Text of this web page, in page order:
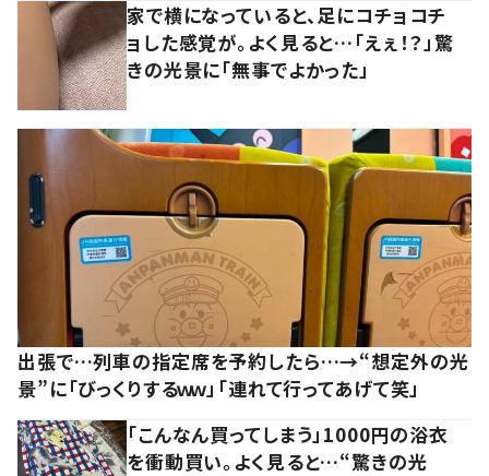
家で横になっていると、足にコチョコチ
ョした感覚が。よく見ると…「えぇ！？」驚
きの光景に「無事でよかった」
出張で…列車の指定席を予約したら…→“想定外の光
景”に「びっくりするｗｗ」「連れて行ってあげて笑」
「こんなん買ってしまう」1000円の浴衣
を衝動買い。よく見ると…“驚きの光